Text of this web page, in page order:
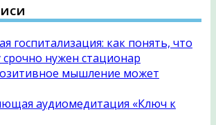
госпитализация: как понять, что
срочно нужен стационар
мышление может
аудиомедитация «Ключ к